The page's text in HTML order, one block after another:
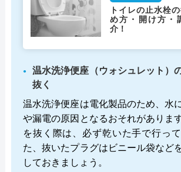
トイレの止水栓
め方・開け方・
介！
温水洗浄便座（ウォシュレット）
抜く
温水洗浄便座は電化製品のため、水
や漏電の原因となるおそれがありま
を抜く際は、必ず乾いた手で行っ
た、抜いたプラグはビニール袋など
しておきましょう。